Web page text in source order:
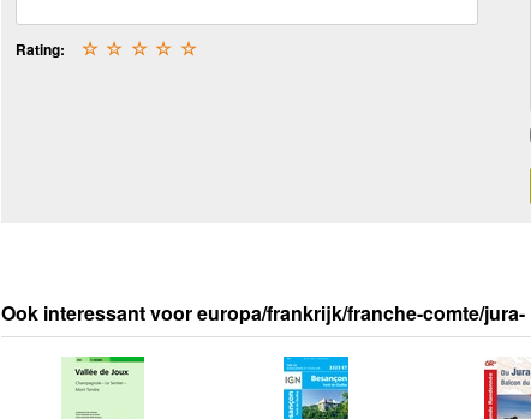
Rating: ☆
☆
☆
☆
☆
Ook interessant voor europa/frankrijk/franche-comte/jura-